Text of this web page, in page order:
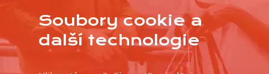
MOŽNOSTMI
Soubory cookie a
další technologie